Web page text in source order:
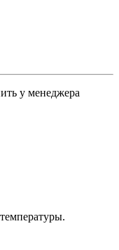
у менеджера